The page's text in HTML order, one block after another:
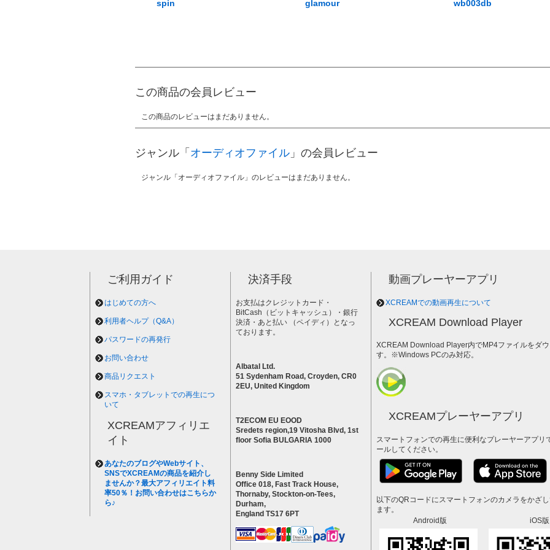
spin glamour wb003db
この商品の会員レビュー
この商品のレビューはまだありません。
ジャンル「 オーディオファイル 」の会員レビュー
ジャンル「オーディオファイル」のレビューはまだありません。
ご利用ガイド
はじめての方へ
利用者ヘルプ（Q&A）
パスワードの再発行
お問い合わせ
商品リクエスト
スマホ・タブレットでの再生につ
いて
XCREAMアフィリエ
イト
あなたのブログやWebサイト、
SNSでXCREAMの商品を紹介し
ませんか？最大アフィリエイト料
率50％！お問い合わせはこちらか
ら♪
決済手段
お支払はクレジットカード・
BitCash（ビットキャッシュ）・銀行
決済・あと払い （ペイディ）となっ
ております。
Albatal Ltd.
51 Sydenham Road, Croyden, CR0
2EU, United Kingdom
T2ECOM EU EOOD
Sredets region,19 Vitosha Blvd, 1st
floor Sofia BULGARIA 1000
Benny Side Limited
Office 018, Fast Track House,
Thornaby, Stockton-on-Tees,
Durham,
England TS17 6PT
動画プレーヤーアプリ
XCREAMでの動画再生について
XCREAM Download Player
XCREAM Download Player内でMP4ファイルをダ
す。※Windows PCのみ対応。
XCREAMプレーヤーアプリ
スマートフォンでの再生に便利なプレーヤーアプリ
ールしてください。
以下のQRコードにスマートフォンのカメラをかざ
ます。
Android版
iOS版